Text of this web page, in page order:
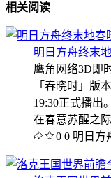
相关阅读
明日方舟终末
鹰角网络3D即
「春晓时」版
19:30正式播出
在春意苏醒之
0 0 明日方